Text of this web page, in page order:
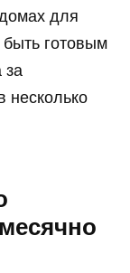
для
быть готовым
за
несколько